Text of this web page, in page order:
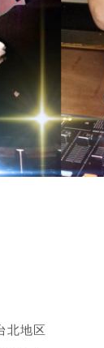
北地区